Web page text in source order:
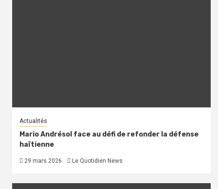
Actualités
Mario Andrésol face au défi de refonder la défense
haïtienne
29 mars 2026 Le Quotidien News